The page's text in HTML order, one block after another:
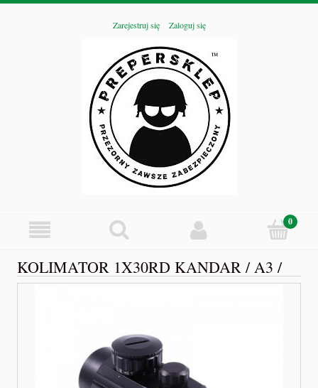
Zarejestruj się Zaloguj się
KOLIMATOR 1X30RD KANDAR / A3 /